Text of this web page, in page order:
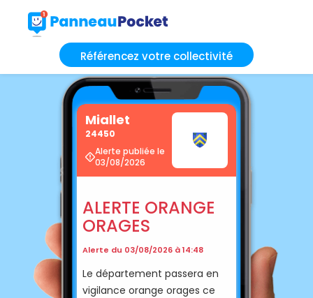
Référencez votre collectivité
Miallet
24450
Alerte publiée le
03/08/2026
ALERTE ORANGE
ORAGES
Alerte du 03/08/2026 à 14:48
Le département passera en
vigilance orange orages ce